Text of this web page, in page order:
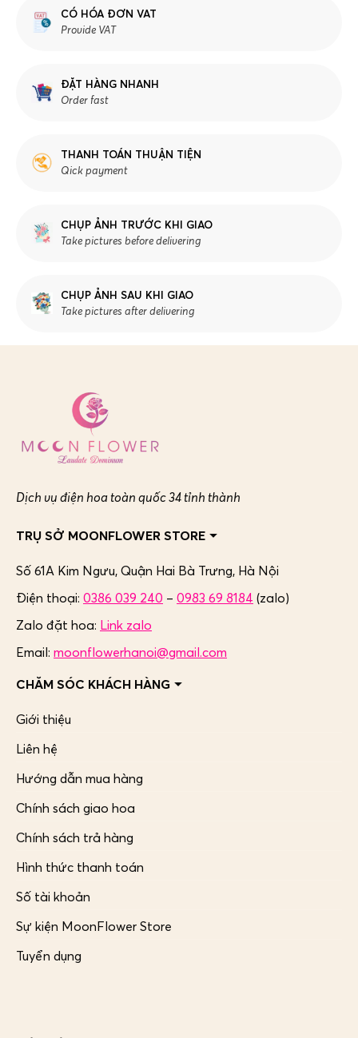
CÓ HÓA ĐƠN VAT
Provide VAT
ĐẶT HÀNG NHANH
Order fast
THANH TOÁN THUẬN TIỆN
Qick payment
CHỤP ẢNH TRƯỚC KHI GIAO
Take pictures before delivering
CHỤP ẢNH SAU KHI GIAO
Take pictures after delivering
Dịch vụ điện hoa toàn quốc 34 tỉnh thành
TRỤ SỞ MOONFLOWER STORE
Số 61A Kim Ngưu, Quận Hai Bà Trưng, Hà Nội
Điện thoại: 0386 039 240 – 0983 69 8184 (zalo)
Zalo đặt hoa: Link zalo
Email: moonflowerhanoi@gmail.com
CHĂM SÓC KHÁCH HÀNG
Giới thiệu
Liên hệ
Hướng dẫn mua hàng
Chính sách giao hoa
Chính sách trả hàng
Hình thức thanh toán
Số tài khoản
Sự kiện MoonFlower Store
Tuyển dụng